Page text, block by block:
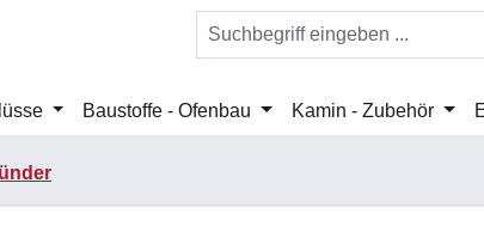
Baustoffe - Ofenbau Kamin - Zubehör